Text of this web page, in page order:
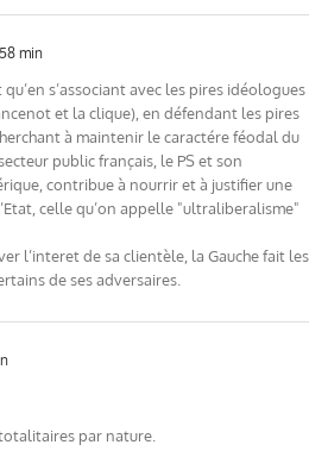
min
qu’en s’associant avec les pires idéologues
et la clique), en défendant les pires
à maintenir le caractére féodal du
public français, le PS et son
contribue à nourrir et à justifier une
celle qu’on appelle "ultraliberalisme"
l’interet de sa clientèle, la Gauche fait les
de ses adversaires.
par nature.